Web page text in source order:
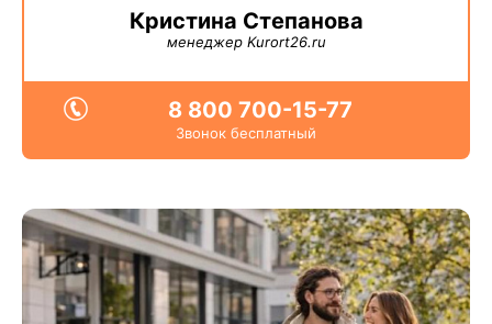
Кристина Степанова
менеджер Kurort26.ru
8 800 700-15-77
Звонок бесплатный